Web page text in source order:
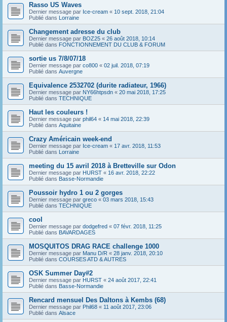
Rasso US Waves
Dernier message par Ice-cream « 10 sept. 2018, 21:04
Publié dans Lorraine
Changement adresse du club
Dernier message par BOZ25 « 26 août 2018, 10:14
Publié dans FONCTIONNEMENT DU CLUB & FORUM
sortie us 7/8/07/18
Dernier message par co800 « 02 juil. 2018, 07:19
Publié dans Auvergne
Equivalence 2532702 (durite radiateur, 1966)
Dernier message par NY66htpsdn « 20 mai 2018, 17:25
Publié dans TECHNIQUE
Haut les couleurs !
Dernier message par phil64 « 14 mai 2018, 22:39
Publié dans Aquitaine
Crazy Américain week-end
Dernier message par Ice-cream « 17 avr. 2018, 11:53
Publié dans Lorraine
meeting du 15 avril 2018 à Bretteville sur Odon
Dernier message par HURST « 16 avr. 2018, 22:22
Publié dans Basse-Normandie
Poussoir hydro 1 ou 2 gorges
Dernier message par greco « 03 mars 2018, 15:43
Publié dans TECHNIQUE
cool
Dernier message par dodgefred « 07 févr. 2018, 11:25
Publié dans BAVARDAGES
MOSQUITOS DRAG RACE challenge 1000
Dernier message par Manu D/R « 28 janv. 2018, 20:10
Publié dans COURSES ATD & AUTRES
OSK Summer Day#2
Dernier message par HURST « 24 août 2017, 22:41
Publié dans Basse-Normandie
Rencard mensuel Des Daltons à Kembs (68)
Dernier message par Phil68 « 11 août 2017, 23:06
Publié dans Alsace